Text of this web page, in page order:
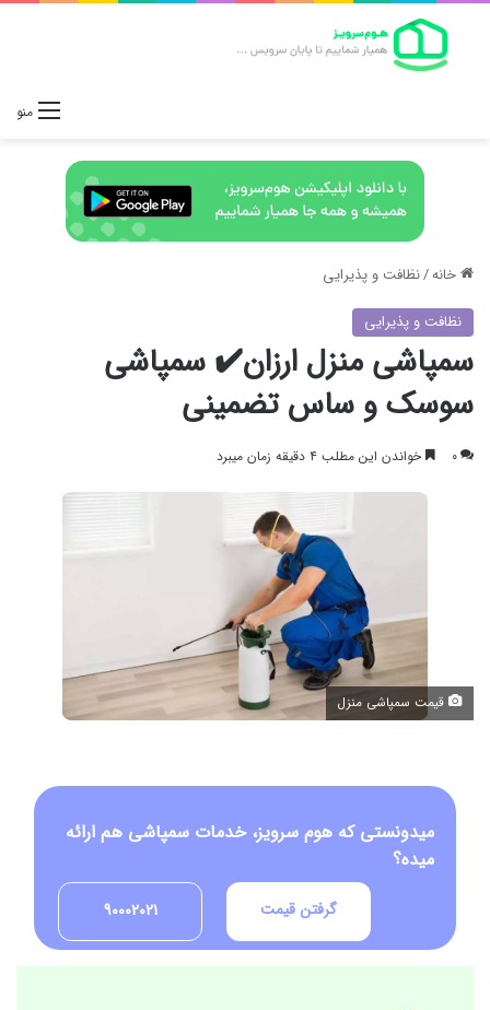
منو
خانه/نظافت و پذیرایی
نظافت و پذیرایی
سمپاشی منزل ارزان✔️ سمپاشی
سوسک و ساس تضمینی
۰ خواندن این مطلب ۴ دقیقه زمان میبرد
قیمت سمپاشی منزل
میدونستی که هوم سرویز، خدمات سمپاشی هم ارائه
میده؟
90002021 گرفتن قیمت